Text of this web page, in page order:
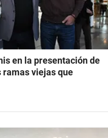
en la presentación de
ramas viejas que